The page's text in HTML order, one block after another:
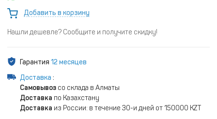
Добавить в корзину
Нашли дешевле? Сообщите и получите скидку!
Гарантия 12 месяцев
Доставка :
Самовывоз со склада в Алматы
Доставка по Казахстану
Доставка из России: в течение 30-и дней от 150000 KZT